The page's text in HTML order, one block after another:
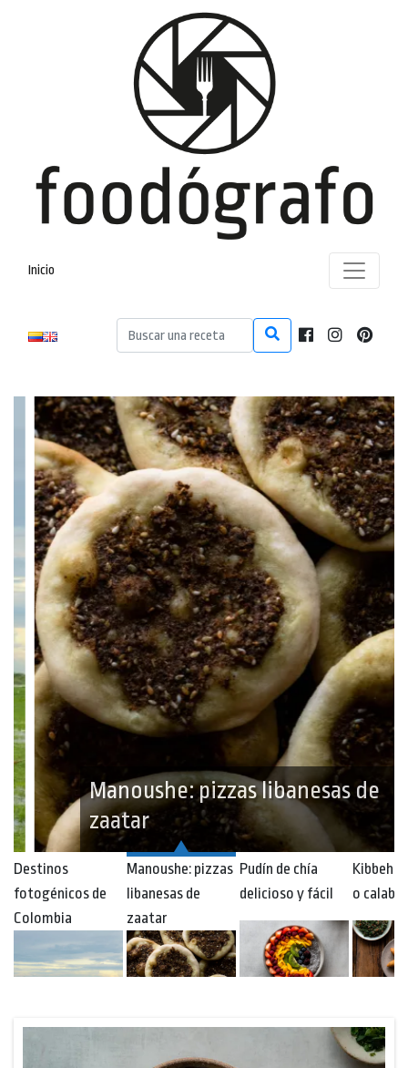
Inicio
Manoushe: pizzas libanesas de
zaatar
Destinos
fotogénicos de
Colombia
Manoushe: pizzas
libanesas de
zaatar
Pudín de chía
delicioso y fácil
Kibbeh
o